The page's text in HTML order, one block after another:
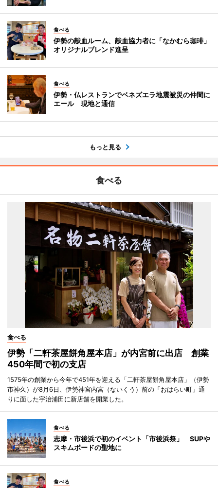
食べる
伊勢の献血ルーム、献血協力者に「なかむら珈琲」
オリジナルブレンド進呈
食べる
伊勢・仏レストランでベネズエラ地震被災の仲間に
エール 現地と通信
もっと見る
食べる
食べる
伊勢「二軒茶屋餅角屋本店」が内宮前に出店 創業
450年間で初の支店
1575年の創業から今年で451年を迎える「二軒茶屋餅角屋本店」（伊勢
市神久）が8月6日、伊勢神宮内宮（ないくう）前の「おはらい町」通
りに面した宇治浦田に新店舗を開業した。
食べる
志摩・市後浜で初のイベント「市後浜祭」 SUPや
スキムボードの聖地に
食べる